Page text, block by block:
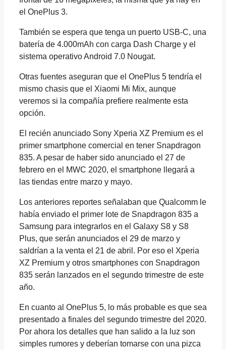
el OnePlus 3.
También se espera que tenga un puerto USB-C, una
batería de 4.000mAh con carga Dash Charge y el
sistema operativo Android 7.0 Nougat.
Otras fuentes aseguran que el OnePlus 5 tendría el
mismo chasis que el Xiaomi Mi Mix, aunque
veremos si la compañía prefiere realmente esta
opción.
El recién anunciado Sony Xperia XZ Premium es el
primer smartphone comercial en tener Snapdragon
835. A pesar de haber sido anunciado el 27 de
febrero en el MWC 2020, el smartphone llegará a
las tiendas entre marzo y mayo.
Los anteriores reportes señalaban que Qualcomm le
había enviado el primer lote de Snapdragon 835 a
Samsung para integrarlos en el Galaxy S8 y S8
Plus, que serán anunciados el 29 de marzo y
saldrían a la venta el 21 de abril. Por eso el Xperia
XZ Premium y otros smartphones con Snapdragon
835 serán lanzados en el segundo trimestre de este
año.
En cuanto al OnePlus 5, lo más probable es que sea
presentado a finales del segundo trimestre del 2020.
Por ahora los detalles que han salido a la luz son
simples rumores y deberían tomarse con una pizca